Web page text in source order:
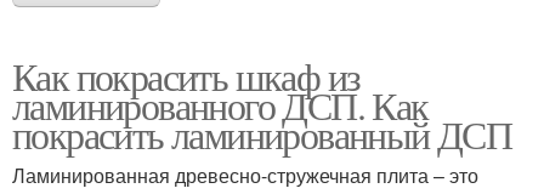
Как покрасить шкаф из
ламинированного ДСП. Как
покрасить ламинированный ДСП
Ламинированная древесно-стружечная плита – это